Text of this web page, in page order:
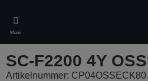
main
content
Menü
SC-F2200 4Y
Artikelnummer: CP04OSSECK80